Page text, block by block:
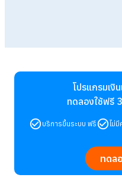
โปรแกรมเงิ
ทดลองใช้ฟรี
บริการขึ้นระบบ ฟรี ไม่
ทดล